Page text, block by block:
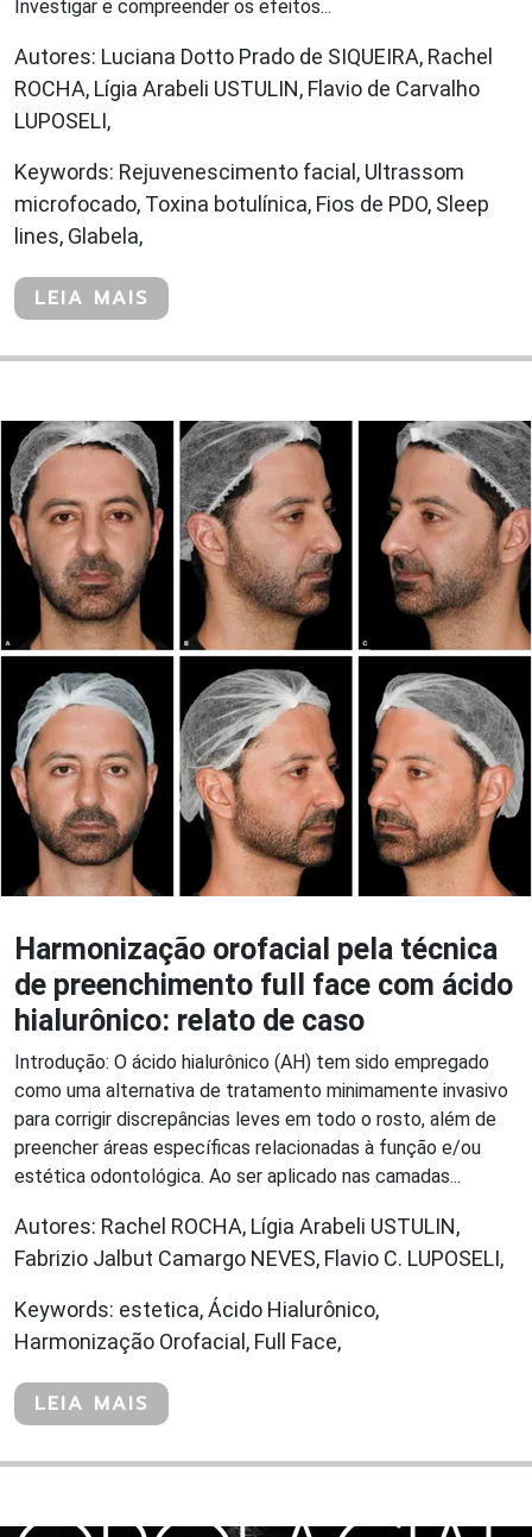
Investigar e compreender os efeitos...
Autores: Luciana Dotto Prado de SIQUEIRA, Rachel
ROCHA, Lígia Arabeli USTULIN, Flavio de Carvalho
LUPOSELI,
Keywords: Rejuvenescimento facial, Ultrassom
microfocado, Toxina botulínica, Fios de PDO, Sleep
lines, Glabela,
LEIA MAIS
Harmonização orofacial pela técnica
de preenchimento full face com ácido
hialurônico: relato de caso
Introdução: O ácido hialurônico (AH) tem sido empregado
como uma alternativa de tratamento minimamente invasivo
para corrigir discrepâncias leves em todo o rosto, além de
preencher áreas específicas relacionadas à função e/ou
estética odontológica. Ao ser aplicado nas camadas...
Autores: Rachel ROCHA, Lígia Arabeli USTULIN,
Fabrizio Jalbut Camargo NEVES, Flavio C. LUPOSELI,
Keywords: estetica, Ácido Hialurônico,
Harmonização Orofacial, Full Face,
LEIA MAIS